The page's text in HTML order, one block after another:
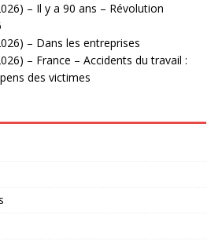
– Il y a 90 ans – Révolution
– Dans les entreprises
– France – Accidents du travail :
des victimes